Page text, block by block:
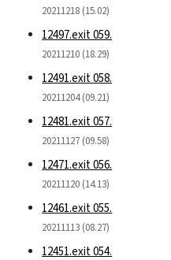
20211218 (15.02)
12497.exit 059.
20211210 (18.29)
12491.exit 058.
20211204 (09.21)
12481.exit 057.
20211127 (09.58)
12471.exit 056.
20211120 (14.13)
12461.exit 055.
20211113 (08.27)
12451.exit 054.